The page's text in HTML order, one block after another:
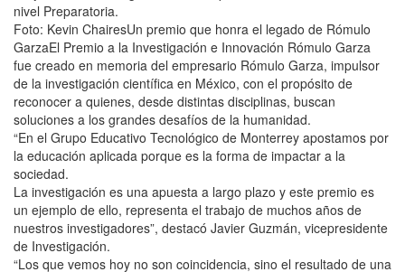
nivel Preparatoria.
Foto: Kevin ChairesUn premio que honra el legado de Rómulo
GarzaEl Premio a la Investigación e Innovación Rómulo Garza
fue creado en memoria del empresario Rómulo Garza, impulsor
de la investigación científica en México, con el propósito de
reconocer a quienes, desde distintas disciplinas, buscan
soluciones a los grandes desafíos de la humanidad.
“En el Grupo Educativo Tecnológico de Monterrey apostamos por
la educación aplicada porque es la forma de impactar a la
sociedad.
La investigación es una apuesta a largo plazo y este premio es
un ejemplo de ello, representa el trabajo de muchos años de
nuestros investigadores”, destacó Javier Guzmán, vicepresidente
de Investigación.
“Los que vemos hoy no son coincidencia, sino el resultado de una